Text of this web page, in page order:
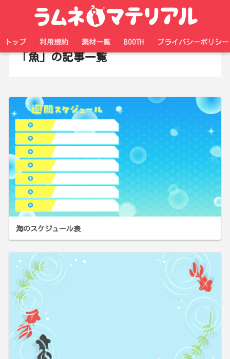
トップ 利用規約 素材一覧 BOOTH プライバシーポリシー
「魚」の記事一覧
海のスケジュール表